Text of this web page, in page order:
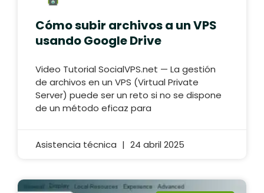
Cómo subir archivos a un VPS
usando Google Drive
Video Tutorial SocialVPS.net — La gestión
de archivos en un VPS (Virtual Private
Server) puede ser un reto si no se dispone
de un método eficaz para
Asistencia técnica 24 abril 2025